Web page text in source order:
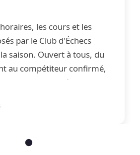
les cours et les
par le Club d'Échecs
saison. Ouvert à tous, du
au compétiteur confirmé,
une offre complète
une ambiance conviviale.